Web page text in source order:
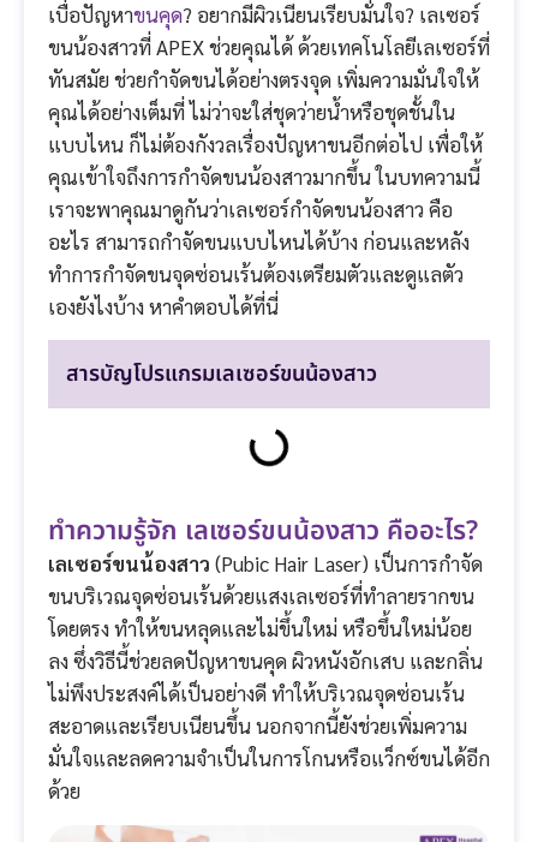
เบื่อปัญหาขนคุด? อยากมีผิวเนียนเรียบมั่นใจ? เลเซอร์
ขนน้องสาวที่ APEX ช่วยคุณได้ ด้วยเทคโนโลยีเลเซอร์ที่
ทันสมัย ช่วยกำจัดขนได้อย่างตรงจุด เพิ่มความมั่นใจให้
คุณได้อย่างเต็มที่ ไม่ว่าจะใส่ชุดว่ายน้ำหรือชุดชั้นใน
แบบไหน ก็ไม่ต้องกังวลเรื่องปัญหาขนอีกต่อไป เพื่อให้
คุณเข้าใจถึงการกำจัดขนน้องสาวมากขึ้น ในบทความนี้
เราจะพาคุณมาดูกันว่าเลเซอร์กำจัดขนน้องสาว คือ
อะไร สามารถกำจัดขนแบบไหนได้บ้าง ก่อนและหลัง
ทำการกำจัดขนจุดซ่อนเร้นต้องเตรียมตัวและดูแลตัว
เองยังไงบ้าง หาคำตอบได้ที่นี่
สารบัญโปรแกรมเลเซอร์ขนน้องสาว
ทำความรู้จัก เลเซอร์ขนน้องสาว คืออะไร?
เลเซอร์ขนน้องสาว (Pubic Hair Laser) เป็นการกำจัด
ขนบริเวณจุดซ่อนเร้นด้วยแสงเลเซอร์ที่ทำลายรากขน
โดยตรง ทำให้ขนหลุดและไม่ขึ้นใหม่ หรือขึ้นใหม่น้อย
ลง ซึ่งวิธีนี้ช่วยลดปัญหาขนคุด ผิวหนังอักเสบ และกลิ่น
ไม่พึงประสงค์ได้เป็นอย่างดี ทำให้บริเวณจุดซ่อนเร้น
สะอาดและเรียบเนียนขึ้น นอกจากนี้ยังช่วยเพิ่มความ
มั่นใจและลดความจำเป็นในการโกนหรือแว็กซ์ขนได้อีก
ด้วย